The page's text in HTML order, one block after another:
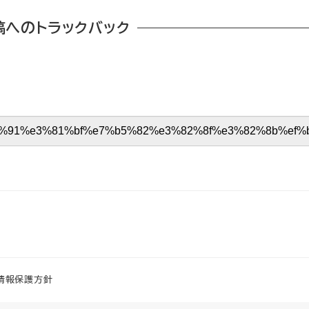
のトラックバック
報保護方針